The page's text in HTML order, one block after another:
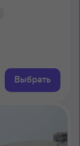
Выбрать